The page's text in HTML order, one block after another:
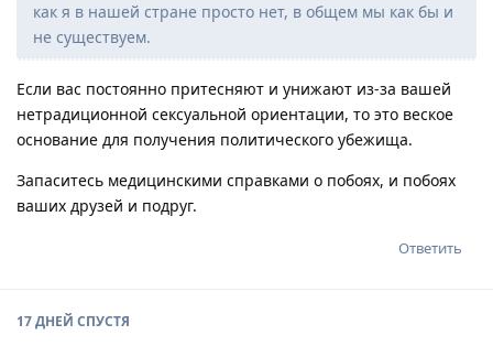
как я в нашей стране просто нет, в общем мы как бы и
не существуем.
Если вас постоянно притесняют и унижают из-за вашей
нетрадиционной сексуальной ориентации, то это веское
основание для получения политического убежища.
Запаситесь медицинскими справками о побоях, и побоях
ваших друзей и подруг.
Ответить
17 ДНЕЙ СПУСТЯ